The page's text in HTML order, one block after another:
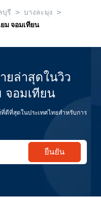
บุรี > บางละมุง >
ม จอมเทียน
ยล่าสุดในวิว
จอมเทียน
ดีที่สุดในประเทศไทยสำหรับการ
ยืนยัน